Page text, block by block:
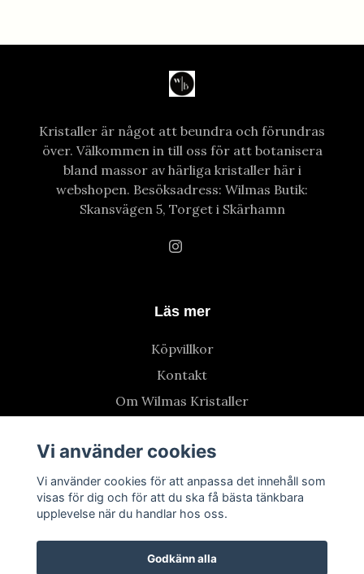
Kristaller är något att beundra och förundras
över. Välkommen in till oss för att botanisera
bland massor av härliga kristaller här i
webshopen. Besöksadress: Wilmas Butik:
Skansvägen 5, Torget i Skärhamn
Läs mer
Köpvillkor
Kontakt
Om Wilmas Kristaller
Vi använder cookies
Vi använder cookies för att anpassa det innehåll som
visas för dig och för att du ska få bästa tänkbara
upplevelse när du handlar hos oss.
Godkänn alla